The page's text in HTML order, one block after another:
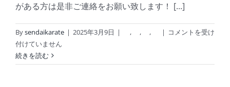
がある方は是非ご連絡をお願い致します！ [...]
Bysendaikarate | 2025年3月9日 | , , , | OH！
デ
コメントを受け
付けていません
続きを読む